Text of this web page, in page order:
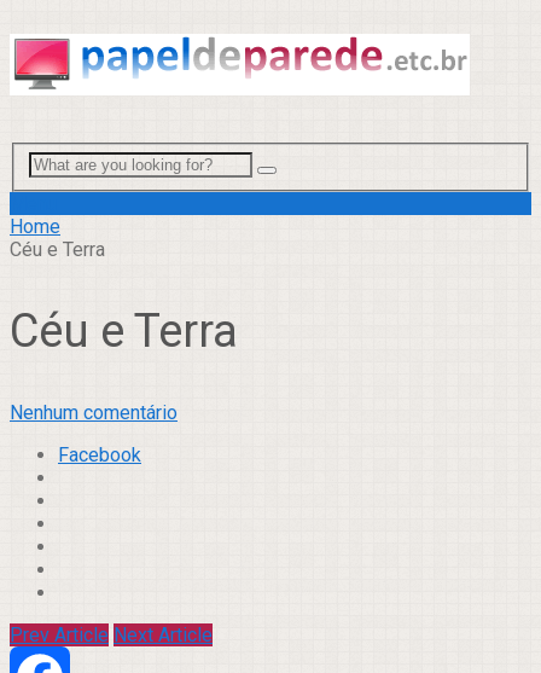
Home
Céu e Terra
Céu e Terra
Nenhum comentário
Facebook
Prev Article Next Article